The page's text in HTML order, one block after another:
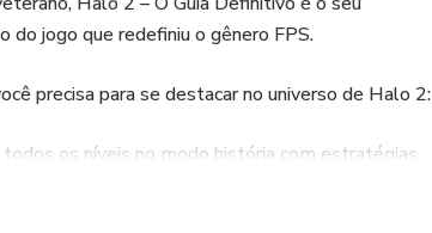
do jogo que redefiniu o gênero FPS.
precisa para se destacar no universo de Halo 2:
todos os níveis no modo história com estratégias
contra inimigos e segredos escondidos.